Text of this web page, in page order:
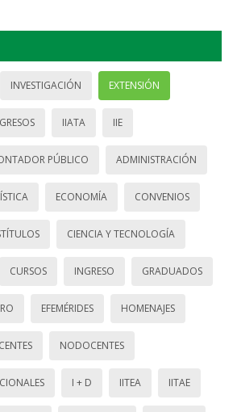
INVESTIGACIÓN EXTENSIÓN
IIATA IIE
PÚBLICO ADMINISTRACIÓN
ECONOMÍA CONVENIOS
CIENCIA Y TECNOLOGÍA
CURSOS INGRESO GRADUADOS
EFEMÉRIDES HOMENAJES
NODOCENTES
I + D IITEA IITAE